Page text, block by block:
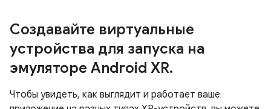
Создавайте виртуальные
устройства для запуска на
эмуляторе Android XR.
Чтобы увидеть, как выглядит и работает ваше